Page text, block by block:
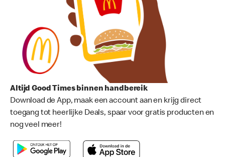
Altijd Good Times binnen handbereik
Download de App, maak een account aan en krijg direct
toegang tot heerlijke Deals, spaar voor gratis producten en
nog veel meer!